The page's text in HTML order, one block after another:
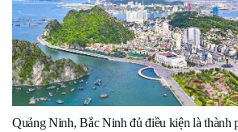
Quảng Ninh, Bắc Ninh đủ điều kiện là thành